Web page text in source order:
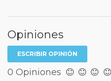
Opiniones
ESCRIBIR OPINIÓN
0 Opiniones